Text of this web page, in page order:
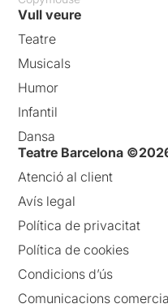
Vull veure
Teatre
Musicals
Humor
Infantil
Dansa
Teatre Barcelona
Atenció al client
Avís legal
Política de privacitat
Política de cookies
Condicions d’ús
Comunicacions